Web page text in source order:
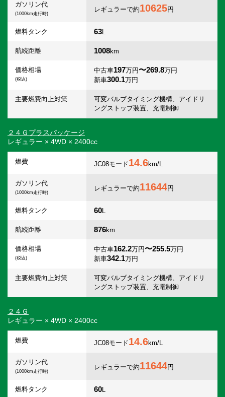
ガソリン代
(1000km走行時)
レギュラーで約10625円
燃料タンク 63L
航続距離 1008km
価格相場
(税込)
中古車197万円〜269.8万円
新車300.1万円
主要燃費向上対策
可変バルブタイミング機構、アイドリ
ングストップ装置、充電制御
２４Ｇプラスパッケージ
レギュラー × 4WD × 2400cc
燃費 JC08モード14.6km/L
ガソリン代
(1000km走行時)
レギュラーで約11644円
燃料タンク 60L
航続距離 876km
価格相場
(税込)
中古車162.2万円〜255.5万円
新車342.1万円
主要燃費向上対策
可変バルブタイミング機構、アイドリ
ングストップ装置、充電制御
２４Ｇ
レギュラー × 4WD × 2400cc
燃費 JC08モード14.6km/L
ガソリン代
(1000km走行時)
レギュラーで約11644円
燃料タンク 60L